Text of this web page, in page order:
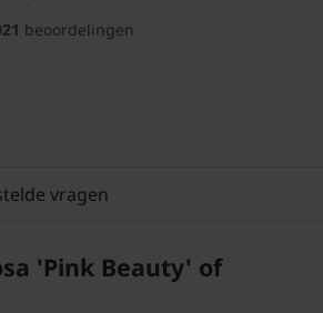
beoordelingen
vragen
'Pink Beauty' of